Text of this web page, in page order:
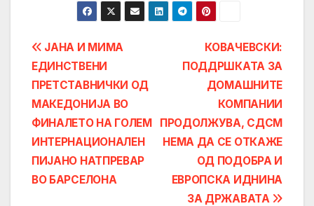
Post
navigation
КОВАЧЕВСКИ:
ПОДДРШКАТА ЗА
ДОМАШНИТЕ
КОМПАНИИ
ПРОДОЛЖУВА, СДСМ
НЕМА ДА СЕ ОТКАЖЕ
ОД ПОДОБРА И
ЕВРОПСКА ИДНИНА
ЗА ДРЖАВАТА
ЈАНА И МИМА
ЕДИНСТВЕНИ
ПРЕТСТАВНИЧКИ ОД
МАКЕДОНИЈА ВО
ФИНАЛЕТО НА ГОЛЕМ
ИНТЕРНАЦИОНАЛЕН
ПИЈАНО НАТПРЕВАР
ВО БАРСЕЛОНА